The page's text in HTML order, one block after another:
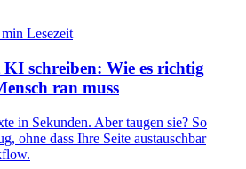
Lesezeit
KI schreiben: Wie es richtig
ran muss
in Sekunden. Aber taugen sie? So
ohne dass Ihre Seite austauschbar